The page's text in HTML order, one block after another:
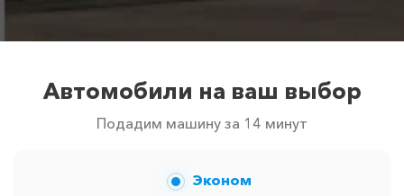
Автомобили на ваш выбор
Подадим машину за 14 минут
Эконом